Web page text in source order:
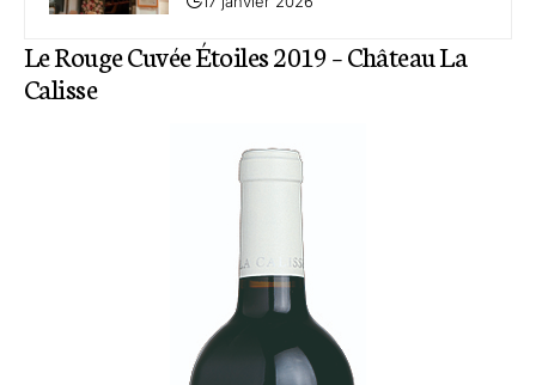
Le Rouge Cuvée Étoiles 2019 – Château La
Calisse